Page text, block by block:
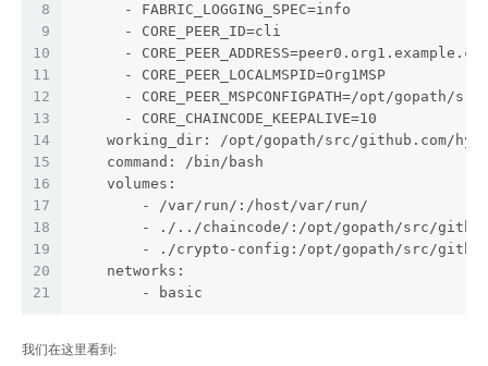
8
9
10
11
12
13
14
15
16
17
18
19
20
21
      - FABRIC_LOGGING_SPEC=info
      - CORE_PEER_ID=cli
-
      - CORE_PEER_LOCALMSPID=Org1MSP
- CORE_PEER_MSPCONFIGPATH=/opt/gopath/
      - CORE_CHAINCODE_KEEPALIVE=10
working_dir: /opt/gopath/src/github.com/
    command: /bin/bash
    volumes:
        - /var/run/:/host/var/run/
- ./../chaincode/:/opt/gopath/src/
- ./crypto-config:/opt/gopath/src/
    networks:
        - basic
我们在这里看到: